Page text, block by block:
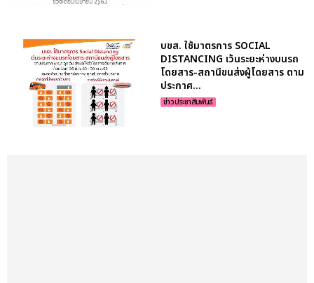
บขส. ใช้มาตรการ SOCIAL
DISTANCING เว้นระยะห่างบนรถ
โดยสาร-สถานีขนส่งผู้โดยสาร ตาม
ประกาศ...
ข่าวประชาสัมพันธ์